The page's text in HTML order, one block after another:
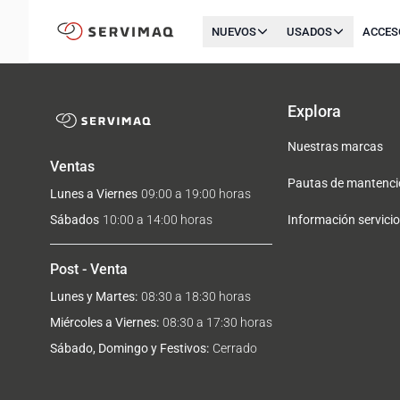
NUEVOS USADOS
Ventas
Lunes a Viernes 09:00 a 19:00 horas
Sábados 10:00 a 14:00 horas
Post - Venta
Lunes y Martes: 08:30 a 18:30 horas
Miércoles a Viernes: 08:30 a 17:30 horas
Sábado, Domingo y Festivos: Cerrado
Explora
Nuestras marcas
Pautas de
Información